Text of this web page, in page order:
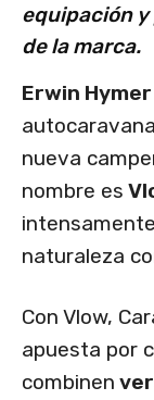
equipación
de la marca.
Erwin
nueva
nombre es
naturaleza
Con Vlow,
apuesta por
combinen